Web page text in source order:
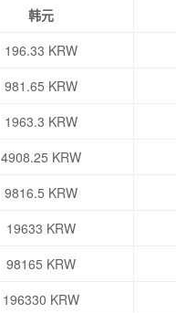
韩元
196.33 KRW
981.65 KRW
1963.3 KRW
4908.25 KRW
9816.5 KRW
19633 KRW
98165 KRW
196330 KRW